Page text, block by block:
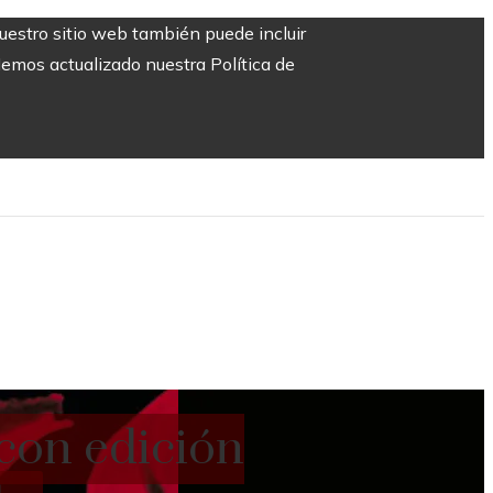
sitio web también puede incluir
actualizado nuestra Política de
edición